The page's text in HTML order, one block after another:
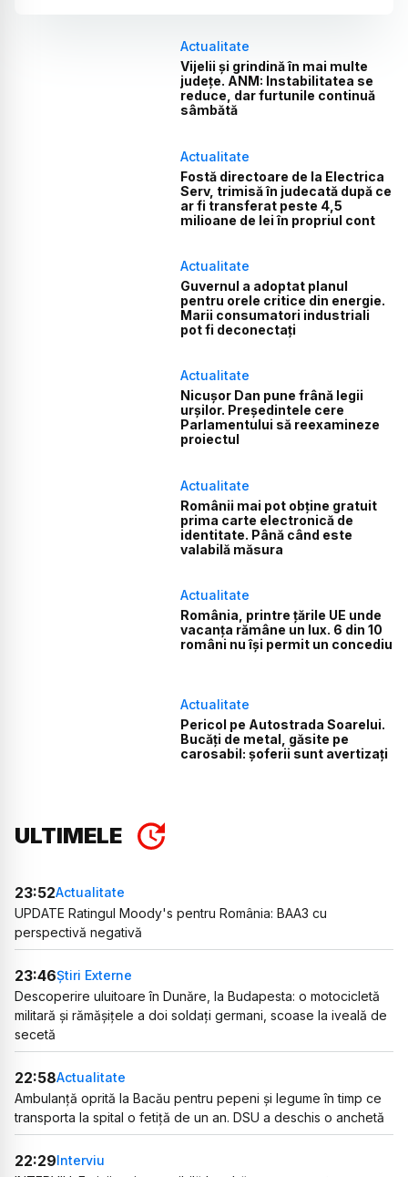
Actualitate
Vijelii și grindină în mai multe
județe. ANM: Instabilitatea se
reduce, dar furtunile continuă
sâmbătă
Actualitate
Fostă directoare de la Electrica
Serv, trimisă în judecată după ce
ar fi transferat peste 4,5
milioane de lei în propriul cont
Actualitate
Guvernul a adoptat planul
pentru orele critice din energie.
Marii consumatori industriali
pot fi deconectați
Actualitate
Nicușor Dan pune frână legii
urșilor. Președintele cere
Parlamentului să reexamineze
proiectul
Actualitate
Românii mai pot obține gratuit
prima carte electronică de
identitate. Până când este
valabilă măsura
Actualitate
România, printre țările UE unde
vacanța rămâne un lux. 6 din 10
români nu își permit un concediu
Actualitate
Pericol pe Autostrada Soarelui.
Bucăți de metal, găsite pe
carosabil: șoferii sunt avertizați
ULTIMELE
23:52Actualitate
UPDATE Ratingul Moody's pentru România: BAA3 cu
perspectivă negativă
23:46Știri Externe
Descoperire uluitoare în Dunăre, la Budapesta: o motocicletă
militară și rămășițele a doi soldați germani, scoase la iveală de
secetă
22:58Actualitate
Ambulanță oprită la Bacău pentru pepeni și legume în timp ce
transporta la spital o fetiță de un an. DSU a deschis o anchetă
22:29Interviu